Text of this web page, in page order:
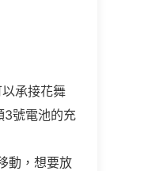
承接花舞
3號電池的充
動，想要放